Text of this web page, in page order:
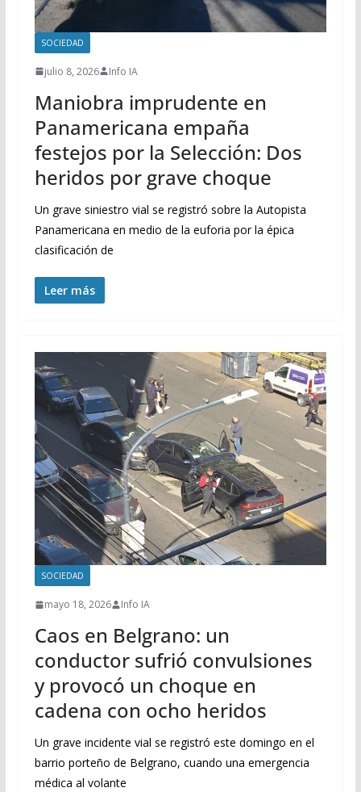
SOCIEDAD
julio 8, 2026 Info IA
Maniobra imprudente en
Panamericana empaña
festejos por la Selección: Dos
heridos por grave choque
Un grave siniestro vial se registró sobre la Autopista
Panamericana en medio de la euforia por la épica
clasificación de
Leer más
SOCIEDAD
mayo 18, 2026 Info IA
Caos en Belgrano: un
conductor sufrió convulsiones
y provocó un choque en
cadena con ocho heridos
Un grave incidente vial se registró este domingo en el
barrio porteño de Belgrano, cuando una emergencia
médica al volante